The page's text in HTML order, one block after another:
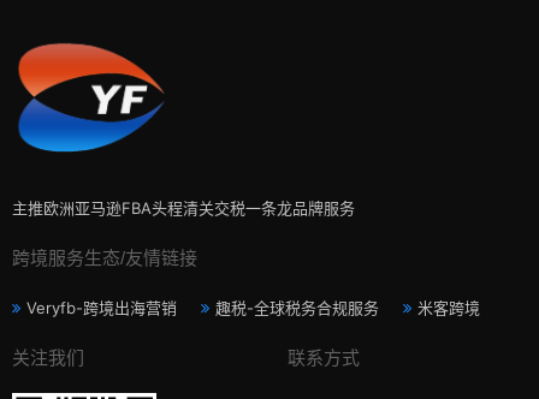
主推欧洲亚马逊FBA头程清关交税一条龙品牌服务
跨境服务生态/友情链接
Veryfb-跨境出海营销 趣税-全球税务合规服务 米客跨境
关注我们 联系方式